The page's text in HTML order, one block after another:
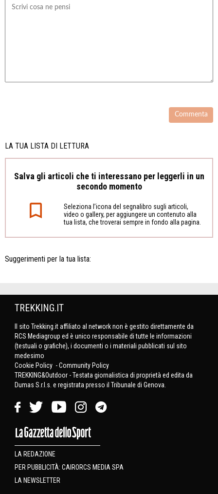
LA TUA LISTA DI LETTURA
Salva gli articoli che ti interessano per leggerli in un
secondo momento
Seleziona l’icona del segnalibro sugli articoli,
video o gallery, per aggiungere un contenuto alla
tua lista, che troverai sempre in fondo alla pagina.
Suggerimenti per la tua lista:
TREKKING.IT
Il sito Trekking.it affiliato al network non è gestito direttamente da
RCS Mediagroup ed è unico responsabile di tutte le informazioni
(testuali o grafiche), i documenti o i materiali pubblicati sul sito
medesimo
Cookie Policy -Community Policy
TREKKING&Outdoor - Testata giornalistica di proprietà ed edita da
Dumas S.r.l.s. e registrata presso il Tribunale di Genova.
LA REDAZIONE
PER PUBBLICITÀ: CAIRORCS MEDIA SPA
LA NEWSLETTER